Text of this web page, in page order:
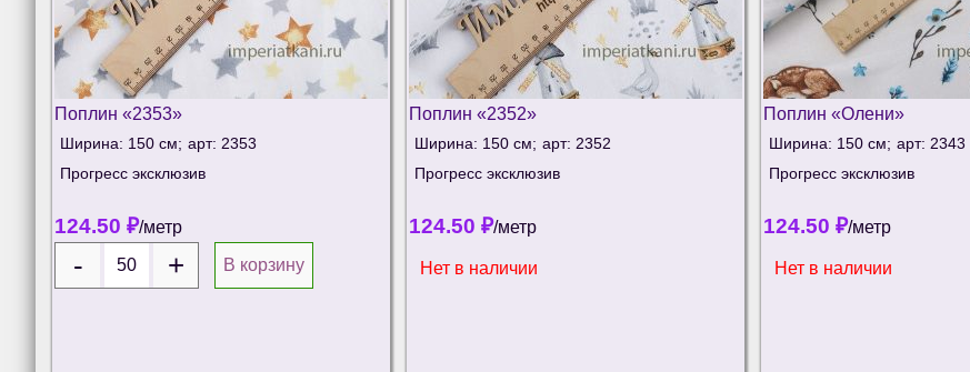
Поплин «2353»
Ширина: 150 см; арт: 2353
Прогресс эксклюзив
124.50 ₽/метр
В корзину
Поплин «2352»
Ширина: 150 см; арт: 2352
Прогресс эксклюзив
124.50 ₽/метр
Нет в наличии
Поплин «Олени»
Ширина: 150 см; арт: 2343
Прогресс эксклюзив
124.50 ₽/метр
Нет в наличии